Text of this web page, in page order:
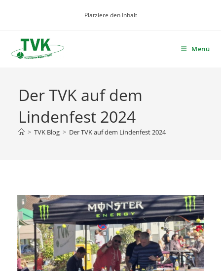
Platziere den Inhalt
Menü
Der TVK auf dem
Lindenfest 2024
> TVK Blog > Der TVK auf dem Lindenfest 2024